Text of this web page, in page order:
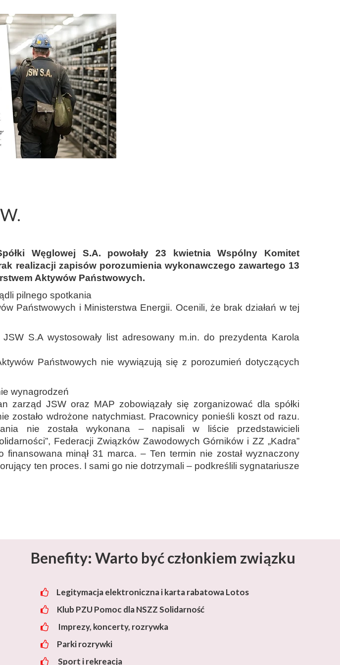
Węglowej S.A. powołały 23 kwietnia Wspólny Komitet
realizacji zapisów porozumienia wykonawczego zawartego 13
Aktywów Państwowych.
pilnego spotkania
Państwowych i Ministerstwa Energii. Ocenili, że brak działań w tej
S.A wystosowały list adresowany m.in. do prezydenta Karola
Państwowych nie wywiązują się z porozumień dotyczących
wynagrodzeń
JSW oraz MAP zobowiązały się zorganizować dla spółki
zostało wdrożone natychmiast. Pracownicy ponieśli koszt od razu.
nie została wykonana – napisali w liście przedstawicieli
Federacji Związków Zawodowych Górników i ZZ „Kadra”
minął 31 marca. – Ten termin nie został wyznaczony
ten proces. I sami go nie dotrzymali – podkreślili sygnatariusze
Benefity: Warto być członkiem związku
Legitymacja elektroniczna i karta rabatowa Lotos
Klub PZU Pomoc dla NSZZ Solidarność
Imprezy, koncerty, rozrywka
Parki rozrywki
Sport i rekreacja